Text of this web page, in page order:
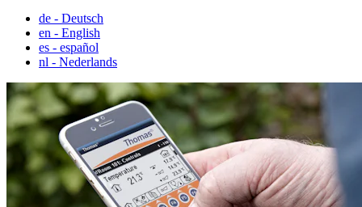
de - Deutsch
en - English
es - español
nl - Nederlands